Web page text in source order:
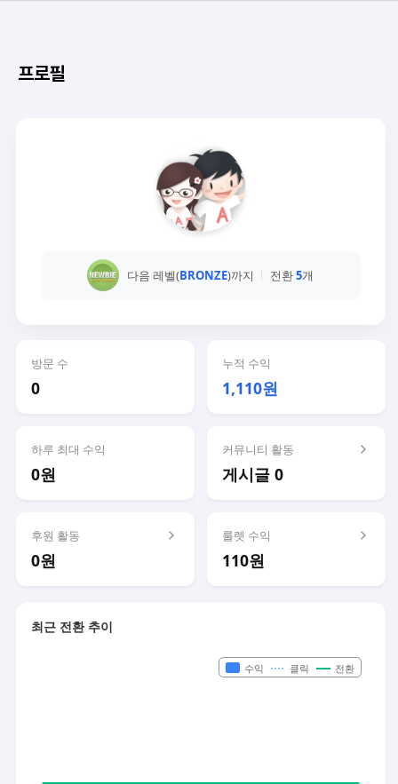
프로필
다음 레벨(BRONZE)까지 전환5개
방문 수
0
누적 수익
1,110원
하루 최대 수익
0원
커뮤니티 활동
게시글 0
후원 활동
0원
룰렛 수익
110원
최근 전환 추이